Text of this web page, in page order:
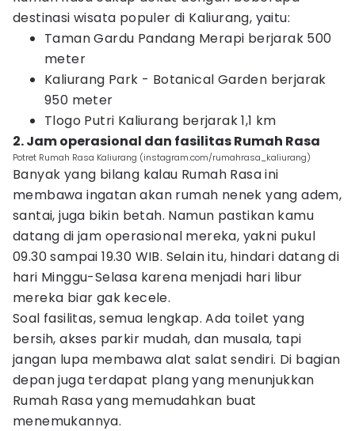
destinasi wisata populer di Kaliurang, yaitu:
Taman Gardu Pandang Merapi berjarak 500
meter
Kaliurang Park - Botanical Garden berjarak
950 meter
Tlogo Putri Kaliurang berjarak 1,1 km
2. Jam operasional dan fasilitas Rumah Rasa
Potret Rumah Rasa Kaliurang (instagram.com/rumahrasa_kaliurang)
Banyak yang bilang kalau Rumah Rasa ini
membawa ingatan akan rumah nenek yang adem,
santai, juga bikin betah. Namun pastikan kamu
datang di jam operasional mereka, yakni pukul
09.30 sampai 19.30 WIB. Selain itu, hindari datang di
hari Minggu-Selasa karena menjadi hari libur
mereka biar gak kecele.
Soal fasilitas, semua lengkap. Ada toilet yang
bersih, akses parkir mudah, dan musala, tapi
jangan lupa membawa alat salat sendiri. Di bagian
depan juga terdapat plang yang menunjukkan
Rumah Rasa yang memudahkan buat
menemukannya.